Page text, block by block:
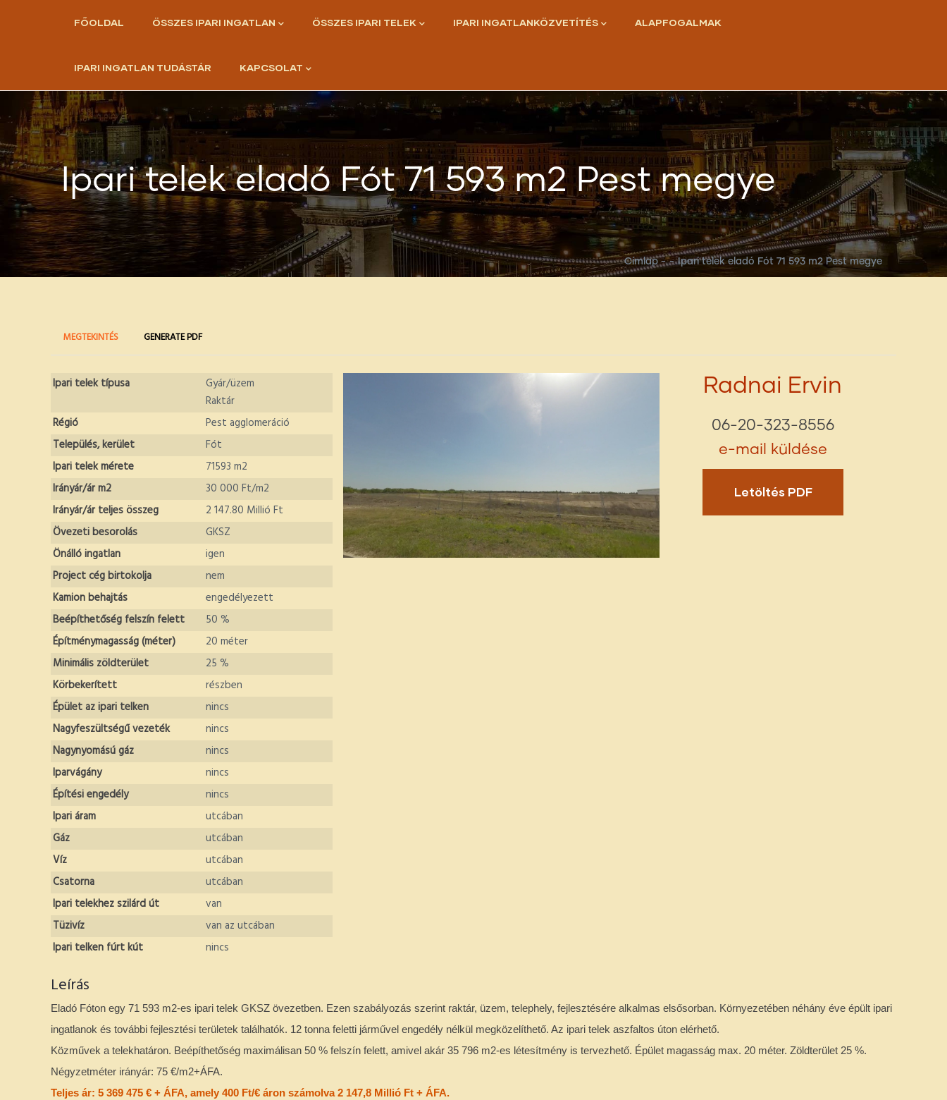
navigation
FŐOLDAL ÖSSZES IPARI INGATLAN ÖSSZES IPARI TELEK IPARI INGATLANKÖZVETÍTÉS ALAPFOGALMAK
IPARI INGATLAN TUDÁSTÁR KAPCSOLAT
Ipari telek eladó Fót 71 593 m2 Pest megye
Címlap - - Ipari telek eladó Fót 71 593 m2 Pest megye
Elsődleges
fülek
MEGTEKINTÉS (AKTÍVGENERATE PDF
Ipari telek típusa
Gyár/üzem
Raktár
Régió
Pest agglomeráció
Település, kerület
Fót
Ipari telek mérete
71593 m2
Irányár/ár m2
30 000 Ft/m2
Irányár/ár teljes összeg
2 147.80 Millió Ft
Övezeti besorolás
GKSZ
Önálló ingatlan
igen
Project cég birtokolja
nem
Kamion behajtás
engedélyezett
Beépíthetőség felszín felett
50 %
Építménymagasság (méter)
20 méter
Minimális zöldterület
25 %
Körbekerített
részben
Épület az ipari telken
nincs
Nagyfeszültségű vezeték
nincs
Nagynyomású gáz
nincs
Iparvágány
nincs
Építési engedély
nincs
Ipari áram
utcában
Gáz
utcában
Víz
utcában
Csatorna
utcában
Ipari telekhez szilárd út
van
Tüzivíz
van az utcában
Ipari telken fúrt kút
nincs
Radnai Ervin
06-20-323-8556
e-mail küldése
Letöltés PDF
Leírás
Eladó Fóton egy 71 593 m2-es ipari telek GKSZ övezetben. Ezen szabályozás szerint raktár, üzem, telephely, fejlesztésére alkalmas elsősorban. Környezetében néhány éve épült ipari
ingatlanok és további fejlesztési területek találhatók. 12 tonna feletti járművel engedély nélkül megközelíthető. Az ipari telek aszfaltos úton elérhető.
Közművek a telekhatáron. Beépíthetőség maximálisan 50 % felszín felett, amivel akár 35 796 m2-es létesítmény is tervezhető. Épület magasság max. 20 méter. Zöldterület 25 %.
Négyzetméter irányár: 75 €/m2+ÁFA.
Teljes ár: 5 369 475 € + ÁFA, amely 400 Ft/€ áron számolva 2 147,8 Millió Ft + ÁFA.